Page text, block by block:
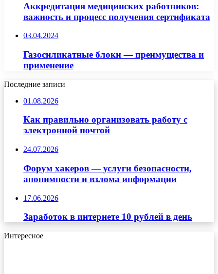
Аккредитация медицинских работников:
важность и процесс получения сертификата
03.04.2024
Газосиликатные блоки — преимущества и
применение
Последние записи
01.08.2026
Как правильно организовать работу с
электронной почтой
24.07.2026
Форум хакеров — услуги безопасности,
анонимности и взлома информации
17.06.2026
Заработок в интернете 10 рублей в день
Интересное